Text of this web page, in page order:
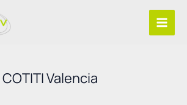
COTITI Valencia